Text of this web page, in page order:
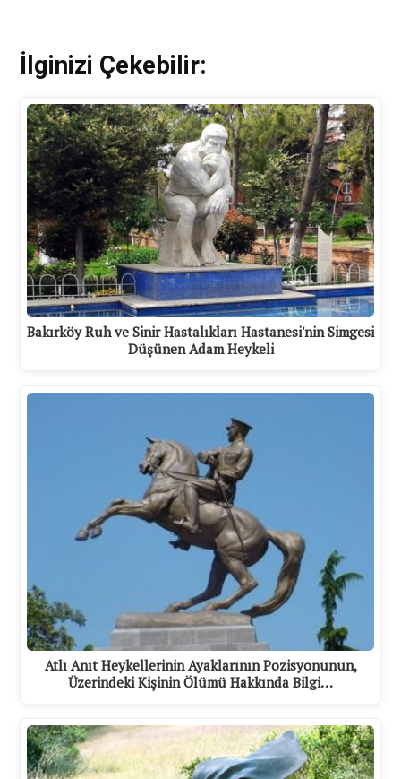
İlginizi Çekebilir:
Bakırköy Ruh ve Sinir Hastalıkları Hastanesi'nin Simgesi
Düşünen Adam Heykeli
Atlı Anıt Heykellerinin Ayaklarının Pozisyonunun,
Üzerindeki Kişinin Ölümü Hakkında Bilgi…